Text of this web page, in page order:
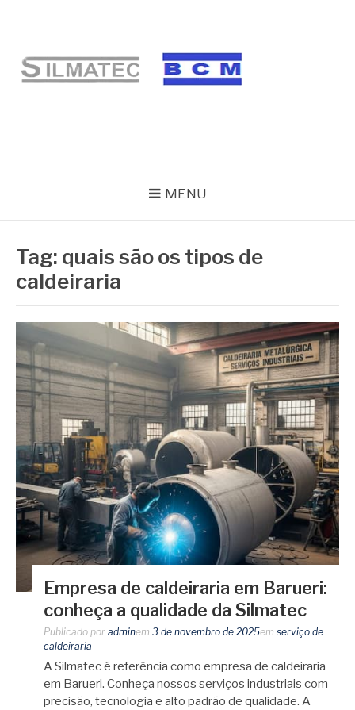
conteúdo
MENU
Tag: quais são os tipos de
caldeiraria
Empresa de caldeiraria em Barueri:
conheça a qualidade da Silmatec
Publicado por adminem 3 de novembro de 2025em serviço de
caldeiraria
A Silmatec é referência como empresa de caldeiraria
em Barueri. Conheça nossos serviços industriais com
precisão, tecnologia e alto padrão de qualidade. A